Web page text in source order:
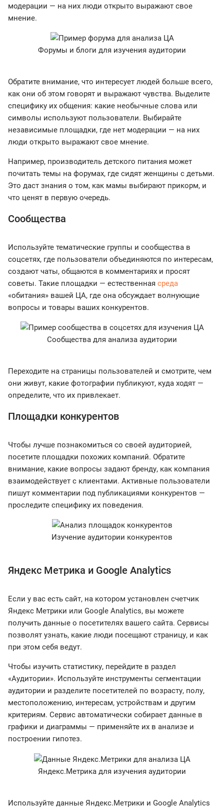
модерации — на них люди открыто выражают свое
мнение.
Форумы и блоги для изучения аудитории
Обратите внимание, что интересует людей больше всего,
как они об этом говорят и выражают чувства. Выделите
специфику их общения: какие необычные слова или
символы используют пользователи. Выбирайте
независимые площадки, где нет модерации — на них
люди открыто выражают свое мнение.
Например, производитель детского питания может
почитать темы на форумах, где сидят женщины с детьми.
Это даст знания о том, как мамы выбирают прикорм, и
что ценят в первую очередь.
Сообщества
Используйте тематические группы и сообщества в
соцсетях, где пользователи объединяются по интересам,
создают чаты, общаются в комментариях и просят
советы. Такие площадки — естественная среда
«обитания» вашей ЦА, где она обсуждает волнующие
вопросы и товары ваших конкурентов.
Сообщества для анализа аудитории
Переходите на страницы пользователей и смотрите, чем
они живут, какие фотографии публикуют, куда ходят —
определите, что их привлекает.
Площадки конкурентов
Чтобы лучше познакомиться со своей аудиторией,
посетите площадки похожих компаний. Обратите
внимание, какие вопросы задают бренду, как компания
взаимодействует с клиентами. Активные пользователи
пишут комментарии под публикациями конкурентов —
проследите специфику их поведения.
Изучение аудитории конкурентов
Яндекс Метрика и Google Analytics
Если у вас есть сайт, на котором установлен счетчик
Яндекс Метрики или Google Analytics, вы можете
получить данные о посетителях вашего сайта. Сервисы
позволят узнать, какие люди посещают страницу, и как
при этом себя ведут.
Чтобы изучить статистику, перейдите в раздел
«Аудитории». Используйте инструменты сегментации
аудитории и разделите посетителей по возрасту, полу,
местоположению, интересам, устройствам и другим
критериям. Сервис автоматически собирает данные в
графики и диаграммы — применяйте их в анализе и
построении гипотез.
Яндекс.Метрика для изучения аудитории
Используйте данные Яндекс.Метрики и Google Analytics